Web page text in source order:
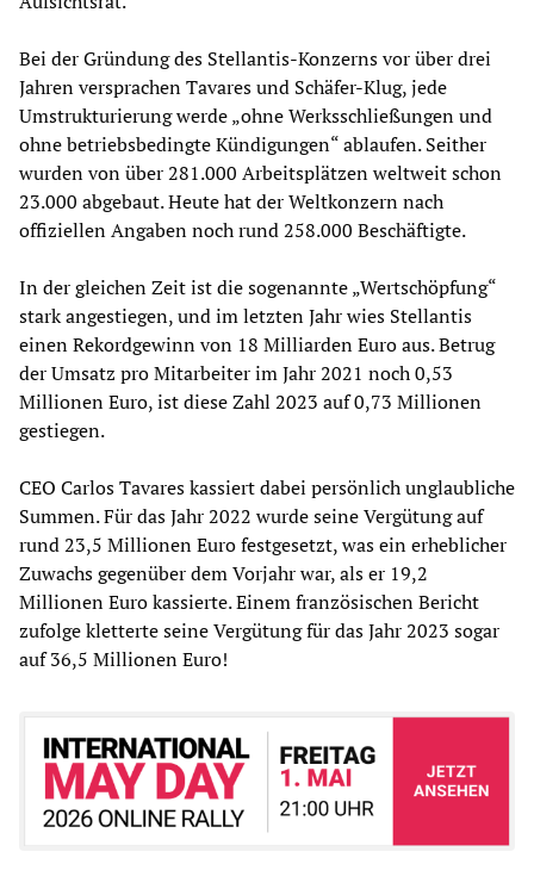
Bei der Gründung des Stellantis-Konzerns vor über drei
Jahren versprachen Tavares und Schäfer-Klug, jede
Umstrukturierung werde „ohne Werksschließungen und
ohne betriebsbedingte Kündigungen“ ablaufen. Seither
wurden von über 281.000 Arbeitsplätzen weltweit schon
23.000 abgebaut. Heute hat der Weltkonzern nach
offiziellen Angaben noch rund 258.000 Beschäftigte.
In der gleichen Zeit ist die sogenannte „Wertschöpfung“
stark angestiegen, und im letzten Jahr wies Stellantis
einen Rekordgewinn von 18 Milliarden Euro aus. Betrug
der Umsatz pro Mitarbeiter im Jahr 2021 noch 0,53
Millionen Euro, ist diese Zahl 2023 auf 0,73 Millionen
gestiegen.
CEO Carlos Tavares kassiert dabei persönlich unglaubliche
Summen. Für das Jahr 2022 wurde seine Vergütung auf
rund 23,5 Millionen Euro festgesetzt, was ein erheblicher
Zuwachs gegenüber dem Vorjahr war, als er 19,2
Millionen Euro kassierte. Einem französischen Bericht
zufolge kletterte seine Vergütung für das Jahr 2023 sogar
auf 36,5 Millionen Euro!